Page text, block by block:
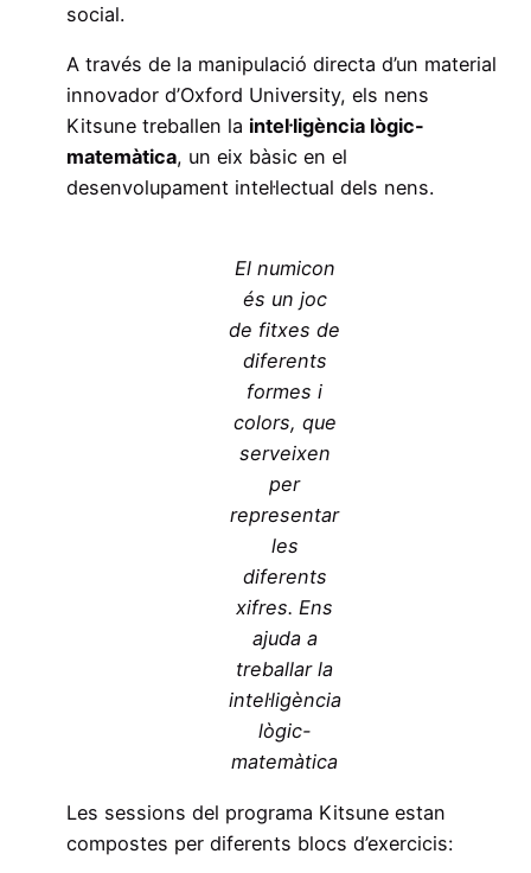
social.
A través de la manipulació directa d’un material
innovador d’Oxford University, els nens
Kitsune treballen la intel·ligència lògic-
matemàtica, un eix bàsic en el
desenvolupament intel·lectual dels nens.
El numicon
és un joc
de fitxes de
diferents
formes i
colors, que
serveixen
per
representar
les
diferents
xifres. Ens
ajuda a
treballar la
intel·ligència
lògic-
matemàtica
Les sessions del programa Kitsune estan
compostes per diferents blocs d’exercicis: